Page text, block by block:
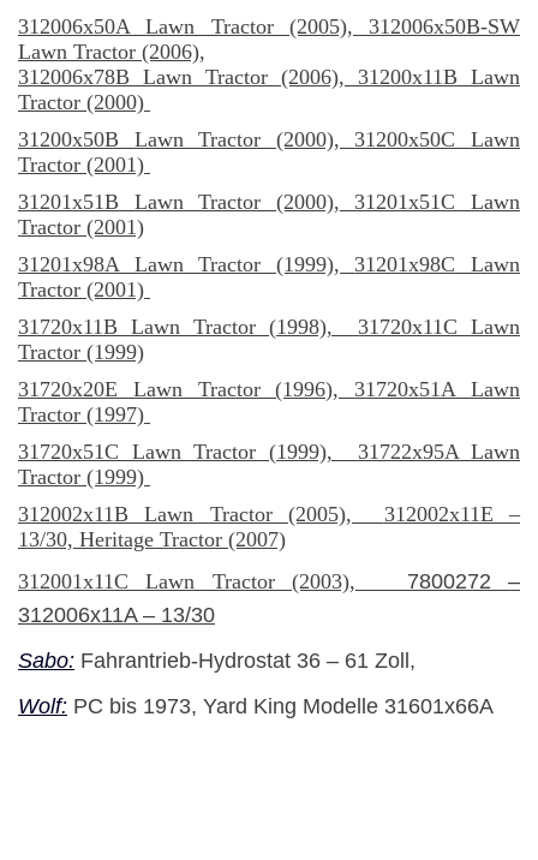
312006x50A Lawn Tractor (2005), 312006x50B-SW
Lawn Tractor (2006),
312006x78B Lawn Tractor (2006), 31200x11B Lawn
Tractor (2000)
31200x50B Lawn Tractor (2000),31200x50C Lawn
Tractor (2001)
31201x51B Lawn Tractor (2000), 31201x51C Lawn
Tractor (2001)
31201x98A Lawn Tractor (1999),31201x98C Lawn
Tractor (2001)
31720x11B Lawn Tractor (1998),31720x11C Lawn
Tractor (1999)
31720x20E Lawn Tractor (1996),31720x51A Lawn
Tractor (1997)
31720x51C Lawn Tractor (1999), 31722x95A Lawn
Tractor (1999)
312002x11B Lawn Tractor (2005), 312002x11E –
13/30, Heritage Tractor (2007)
312001x11C Lawn Tractor (2003), 7800272 –
312006x11A – 13/30
Sabo: Fahrantrieb-Hydrostat 36 – 61 Zoll,
Wolf: PC bis 1973, Yard King Modelle 31601x66A